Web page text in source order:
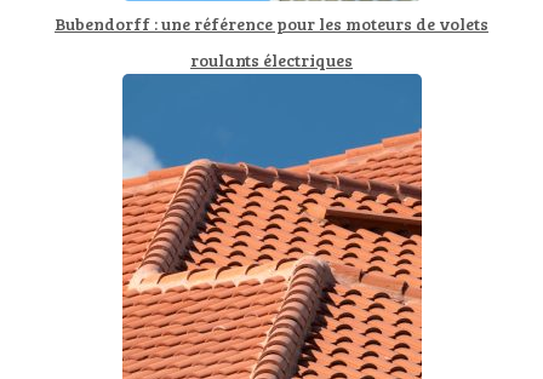
Bubendorff : une référence pour les moteurs de volets
roulants électriques